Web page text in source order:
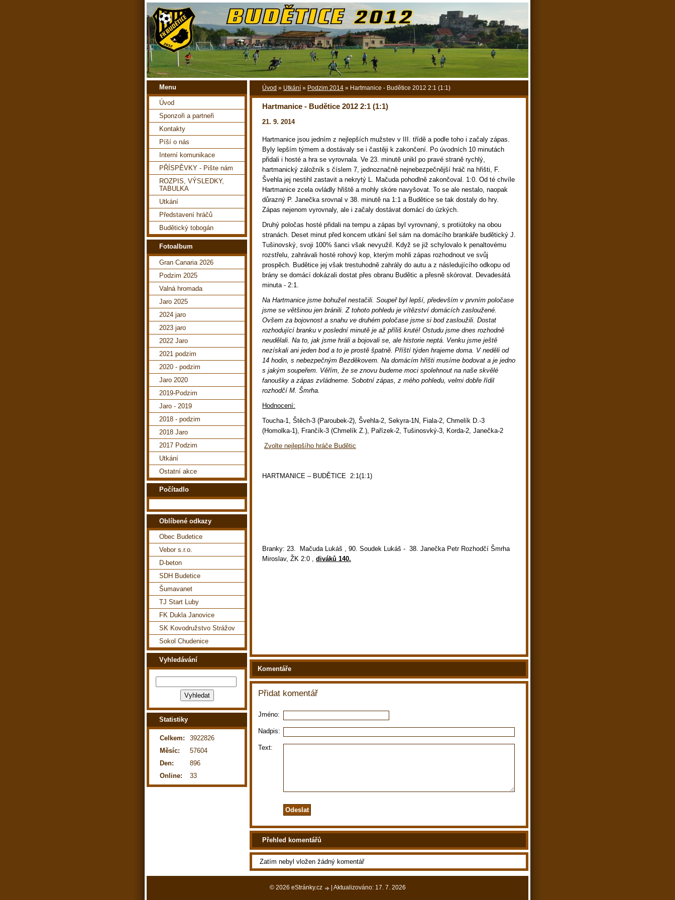
Úvod » Utkání » Podzim 2014 » Hartmanice - Budětice 2012 2:1 (1:1)
Hartmanice - Budětice 2012 2:1 (1:1)
21. 9. 2014
Hartmanice jsou jedním z nejlepších mužstev v III. třídě a podle toho i začaly zápas.
Byly lepším týmem a dostávaly se i častěji k zakončení. Po úvodních 10 minutách
přidali i hosté a hra se vyrovnala. Ve 23. minutě unikl po pravé straně rychlý,
hartmanický záložník s číslem 7, jednoznačně nejnebezpečnější hráč na hřišti, F.
Švehla jej nestihl zastavit a nekrytý L. Mačuda pohodlně zakončoval. 1:0. Od té chvíle
Hartmanice zcela ovládly hřiště a mohly skóre navyšovat. To se ale nestalo, naopak
důrazný P. Janečka srovnal v 38. minutě na 1:1 a Budětice se tak dostaly do hry.
Zápas nejenom vyrovnaly, ale i začaly dostávat domácí do úzkých.
Druhý poločas hosté přidali na tempu a zápas byl vyrovnaný, s protiútoky na obou
stranách. Deset minut před koncem utkání šel sám na domácího brankáře budětický J.
Tušinovský, svoji 100% šanci však nevyužil. Když se již schylovalo k penaltovému
rozstřelu, zahrávali hosté rohový kop, kterým mohli zápas rozhodnout ve svůj
prospěch. Budětice jej však trestuhodně zahrály do autu a z následujícího odkopu od
brány se domácí dokázali dostat přes obranu Budětic a přesně skórovat. Devadesátá
minuta - 2:1.
Na Hartmanice jsme bohužel nestačili. Soupeř byl lepší, především v prvním poločase
jsme se většinou jen bránili. Z tohoto pohledu je vítězství domácích zasloužené.
Ovšem za bojovnost a snahu ve druhém poločase jsme si bod zasloužili. Dostat
rozhodující branku v poslední minutě je až příliš kruté! Ostudu jsme dnes rozhodně
neudělali. Na to, jak jsme hráli a bojovali se, ale historie neptá. Venku jsme ještě
nezískali ani jeden bod a to je prostě špatně. Příští týden hrajeme doma. V neděli od
14 hodin, s nebezpečným Bezděkovem. Na domácím hřišti musíme bodovat a je jedno
s jakým soupeřem. Věřím, že se znovu budeme moci spolehnout na naše skvělé
fanoušky a zápas zvládneme. Sobotní zápas, z mého pohledu, velmi dobře řídil
rozhodčí M. Šmrha.
Hodnocení:
Toucha-1, Štěch-3 (Paroubek-2), Švehla-2, Sekyra-1N, Fiala-2, Chmelík D.-3
(Homolka-1), Frančík-3 (Chmelík Z.), Pařízek-2, Tušinosvký-3, Korda-2, Janečka-2
Zvolte nejlepšího hráče Budětic
HARTMANICE – BUDĚTICE 2:1(1:1)
Branky: 23. Mačuda Lukáš , 90. Soudek Lukáš - 38. Janečka Petr Rozhodčí Šmrha
Miroslav, ŽK 2:0 , diváků 140.
Komentáře
Přidat komentář
Jméno:
Nadpis:
Text:
Přehled komentářů
Zatím nebyl vložen žádný komentář
Menu
Úvod
Sponzoři a partneři
Kontakty
Píší o nás
Interní komunikace
PŘÍSPĚVKY - Pište nám
ROZPIS, VÝSLEDKY,
TABULKA
Utkání
Představení hráčů
Budětický tobogán
Fotoalbum
Gran Canaria 2026
Podzim 2025
Valná hromada
Jaro 2025
2024 jaro
2023 jaro
2022 Jaro
2021 podzim
2020 - podzim
Jaro 2020
2019-Podzim
Jaro - 2019
2018 - podzim
2018 Jaro
2017 Podzim
Utkání
Ostatní akce
Počítadlo
Oblíbené odkazy
Obec Budetice
Vebor s.r.o.
D-beton
SDH Budetice
Šumavanet
TJ Start Luby
FK Dukla Janovice
SK Kovodružstvo Strážov
Sokol Chudenice
Vyhledávání
Statistiky
Online: 33
Celkem:
3922826
Měsíc:
57604
Den:
896
© 2026 eStránky.cz Aktualizováno: 17. 7. 2026